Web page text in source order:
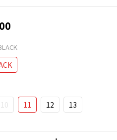
10 11 12 13